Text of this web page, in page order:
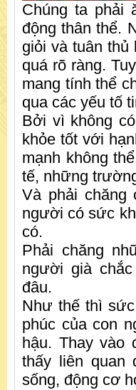
Chúng ta phải
động thân thể.
giỏi và tuân
quá rõ ràng.
mang tính thể
qua các yếu tố
Bởi vì không
khỏe tốt với
mạnh không
tế, những
Và phải chăng
người có sức
có.
Phải chăng
người già
đâu.
Như thế thì
phúc của con
hậu. Thay vào
thấy liên quan
sống, động cơ